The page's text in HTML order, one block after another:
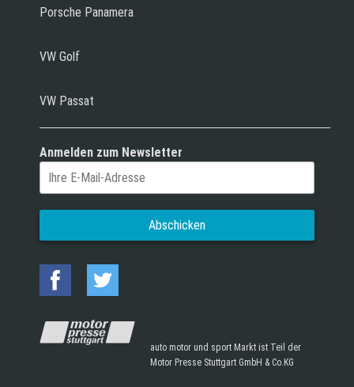
Porsche Panamera
VW Golf
VW Passat
Anmelden zum Newsletter
auto motor und sport Markt ist Teil der
Motor Presse Stuttgart GmbH & Co.KG